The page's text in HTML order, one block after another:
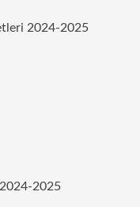
2024-2025
2025